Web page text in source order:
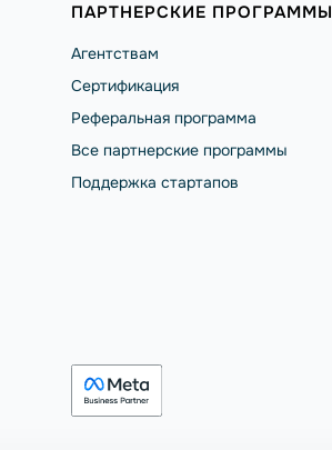
ПАРТНЕРСКИЕ ПРОГРАММЫ
Агентствам
Сертификация
Реферальная программа
Все партнерские программы
Поддержка стартапов